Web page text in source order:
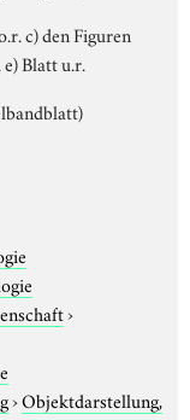
c) den Figuren
Blatt u.r.
›
›Objektdarstellung,